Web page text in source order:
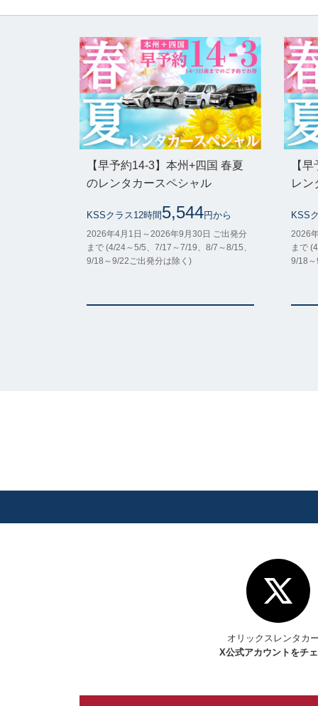
【早予約14-3】本州+四国 春夏
のレンタカースペシャル
KSSクラス12時間 5,544円から
2026年4月1日～2026年9月30日 ご出発分
まで (4/24～5/5、7/17～7/19、8/7～8/15、
9/18～9/22ご出発分は除く)
【
レン
KSS
2026
まで
9/18
オリックスレンタカ
X公式アカウントをチ